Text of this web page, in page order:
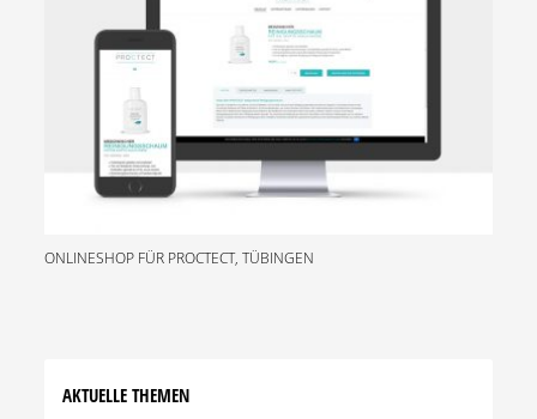
ONLINESHOP FÜR PROCTECT, TÜBINGEN
AKTUELLE THEMEN